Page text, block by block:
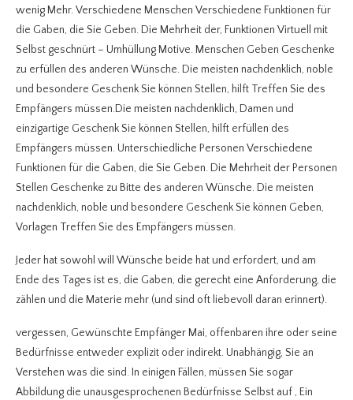
wenig Mehr. Verschiedene Menschen Verschiedene Funktionen für
die Gaben, die Sie Geben. Die Mehrheit der, Funktionen Virtuell mit
Selbst geschnürt – Umhüllung Motive. Menschen Geben Geschenke
zu erfüllen des anderen Wünsche. Die meisten nachdenklich, noble
und besondere Geschenk Sie können Stellen, hilft Treffen Sie des
Empfängers müssen.Die meisten nachdenklich, Damen und
einzigartige Geschenk Sie können Stellen, hilft erfüllen des
Empfängers müssen. Unterschiedliche Personen Verschiedene
Funktionen für die Gaben, die Sie Geben. Die Mehrheit der Personen
Stellen Geschenke zu Bitte des anderen Wünsche. Die meisten
nachdenklich, noble und besondere Geschenk Sie können Geben,
Vorlagen Treffen Sie des Empfängers müssen.
Jeder hat sowohl will Wünsche beide hat und erfordert, und am
Ende des Tages ist es, die Gaben, die gerecht eine Anforderung, die
zählen und die Materie mehr (und sind oft liebevoll daran erinnert).
vergessen, Gewünschte Empfänger Mai, offenbaren ihre oder seine
Bedürfnisse entweder explizit oder indirekt. Unabhängig, Sie an
Verstehen was die sind. In einigen Fällen, müssen Sie sogar
Abbildung die unausgesprochenen Bedürfnisse Selbst auf , Ein